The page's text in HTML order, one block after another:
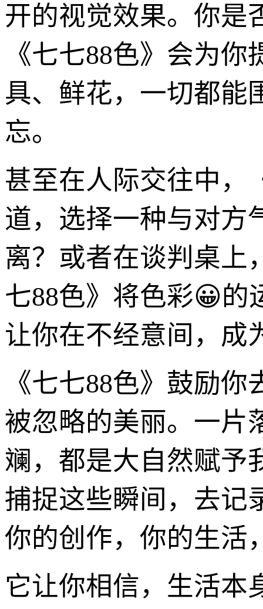
开的视觉效果。你是
《七七88色》会为
具、鲜花，一切都能
忘。
甚至在人际交往中，
道，选择一种与对方
离？或者在谈判桌上
七88色》将色彩😀的
让你在不经意间，成
《七七88色》鼓励
被忽略的美丽。一片
斓，都是大自然赋予
捕捉这些瞬间，去记
你的创作，你的生活
它让你相信，生活本